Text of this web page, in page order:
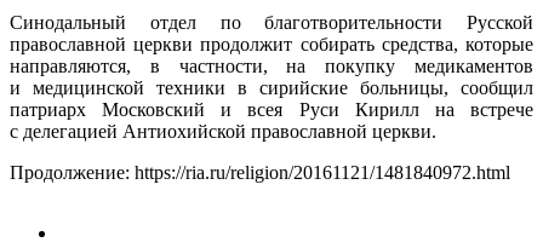
Синодальный отдел по благотворительности Русской
православной церкви продолжит собирать средства, которые
направляются, в частности, на покупку медикаментов
и медицинской техники в сирийские больницы, сообщил
патриарх Московский и всея Руси Кирилл на встрече
с делегацией Антиохийской православной церкви.
Продолжение: https://ria.ru/religion/20161121/1481840972.html